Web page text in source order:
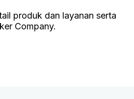
produk dan layanan serta
Company.